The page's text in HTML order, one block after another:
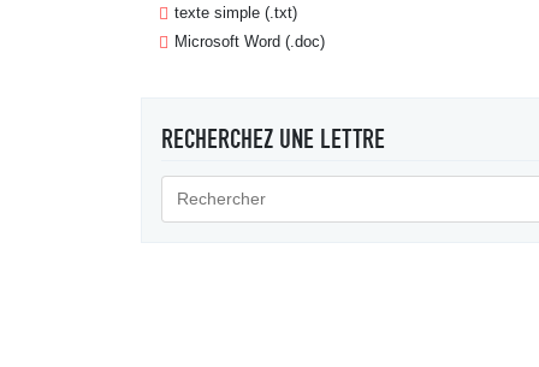
texte simple (.txt)
Microsoft Word (.doc)
RECHERCHEZ UNE LETTRE